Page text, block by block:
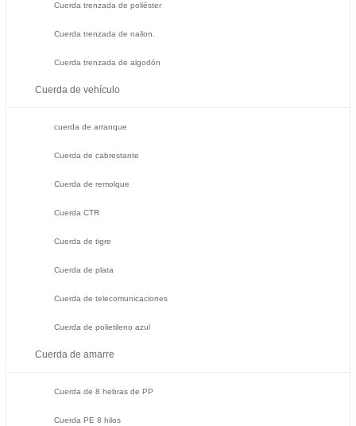
Cuerda trenzada de poliéster
Cuerda trenzada de nailon.
Cuerda trenzada de algodón
Cuerda de vehículo
cuerda de arranque
Cuerda de cabrestante
Cuerda de remolque
Cuerda CTR
Cuerda de tigre
Cuerda de plata
Cuerda de telecomunicaciones
Cuerda de polietileno azul
Cuerda de amarre
Cuerda de 8 hebras de PP
Cuerda PE 8 hilos